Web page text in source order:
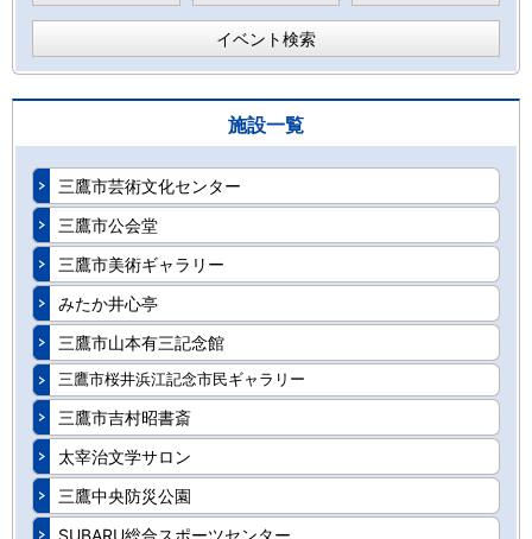
イベント検索
施設一覧
三鷹市芸術文化センター
三鷹市公会堂
三鷹市美術ギャラリー
みたか井心亭
三鷹市山本有三記念館
三鷹市桜井浜江記念市民ギャラリー
三鷹市吉村昭書斎
太宰治文学サロン
三鷹中央防災公園
SUBARU総合スポーツセンター